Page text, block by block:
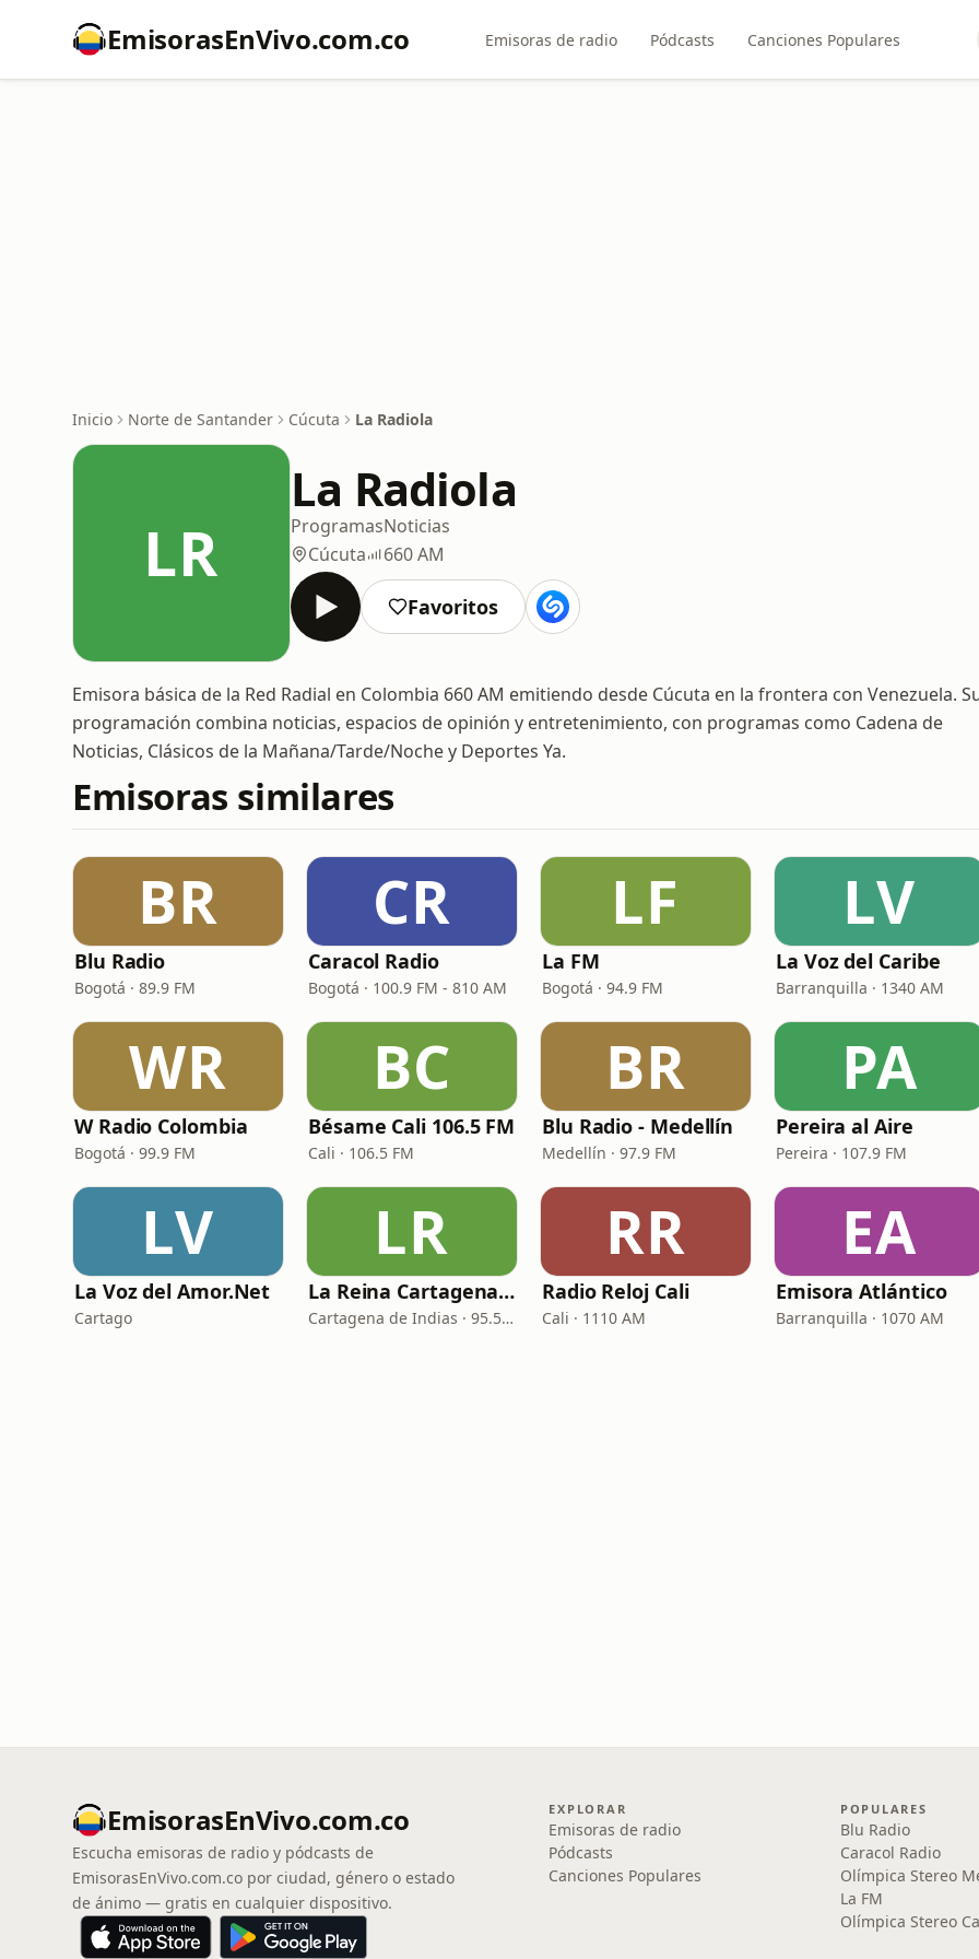
EmisorasEnVivo.com.co Emisoras de radio Pódcasts Canciones Populares
Inicio Norte de Santander Cúcuta La Radiola
LR
La Radiola
ProgramasNoticias
Cúcuta
660 AM
Favoritos
Emisora básica de la Red Radial en Colombia 660 AM emitiendo desde Cúcuta en la frontera con Venezuela.
programación combina noticias, espacios de opinión y entretenimiento, con programas como Cadena de
Noticias, Clásicos de la Mañana/Tarde/Noche y Deportes Ya.
Emisoras similares
BR
Blu Radio
Bogotá · 89.9 FM
CR
Caracol Radio
Bogotá · 100.9 FM - 810 AM
LF
La FM
Bogotá · 94.9 FM
LV
La Voz del Caribe
Barranquilla · 1340 AM
WR
W Radio Colombia
Bogotá · 99.9 FM
BC
Bésame Cali 106.5 FM
Cali · 106.5 FM
BR
Blu Radio - Medellín
Medellín · 97.9 FM
PA
Pereira al Aire
Pereira · 107.9 FM
LV
La Voz del Amor.Net
Cartago
LR
La Reina Cartagena de Indias
Cartagena de Indias · 95.5 FM
RR
Radio Reloj Cali
Cali · 1110 AM
EA
Emisora Atlántico
Barranquilla · 1070 AM
EmisorasEnVivo.com.co
Escucha emisoras de radio y pódcasts de
EmisorasEnVivo.com.co por ciudad, género o estado
de ánimo — gratis en cualquier dispositivo.
EXPLORAR
Emisoras de radio
Pódcasts
Canciones Populares
POPULARES
Blu Radio
Caracol Radio
Olímpica Stereo
La FM
Olímpica Stereo